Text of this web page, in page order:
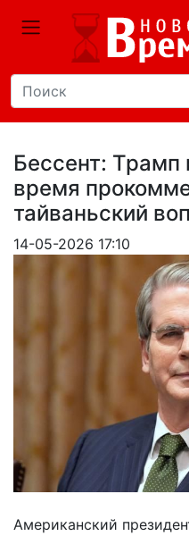
Бессент:
время
тайваньский
14-05-2026 17:10
Американский